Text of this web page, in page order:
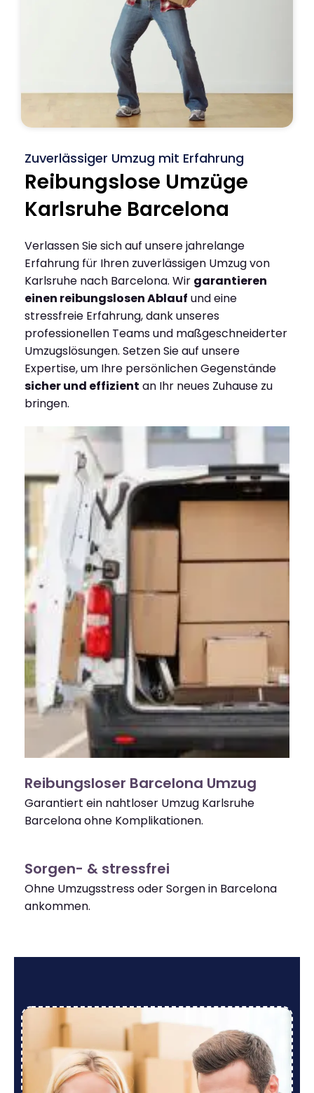
Zuverlässiger Umzug mit Erfahrung
Reibungslose Umzüge
Karlsruhe Barcelona
Verlassen Sie sich auf unsere jahrelange
Erfahrung für Ihren zuverlässigen Umzug von
Karlsruhe nach Barcelona. Wir garantieren
einen reibungslosen Ablauf und eine
stressfreie Erfahrung, dank unseres
professionellen Teams und maßgeschneiderter
Umzugslösungen. Setzen Sie auf unsere
Expertise, um Ihre persönlichen Gegenstände
sicher und effizient an Ihr neues Zuhause zu
bringen.
Reibungsloser Barcelona Umzug
Garantiert ein nahtloser Umzug Karlsruhe
Barcelona ohne Komplikationen.
Sorgen- & stressfrei
Ohne Umzugsstress oder Sorgen in Barcelona
ankommen.